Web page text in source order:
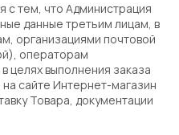
с тем, что Администрация
данные третьим лицам, в
организациями почтовой
операторам
целях выполнения заказа
сайте Интернет-магазин
Товара, документации